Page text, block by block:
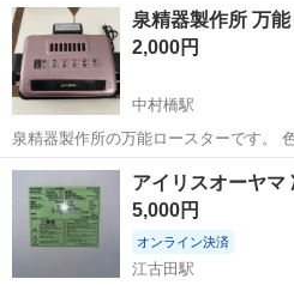
泉精器製作所 万
2,000円
中村橋駅
泉精器製作所の万能ロースターです。 色
報】 型番：IR-995 カラー：ピンク 【
にきれいですが、使用に伴う落ちない
の清掃済み⭐︎ 【...
東京 練馬区 中村橋駅 キッ
アイリスオーヤマ
5,000円
オンライン決済
江古田駅